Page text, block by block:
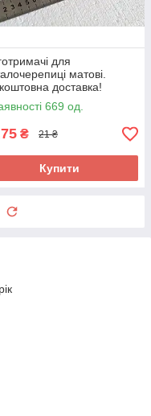
для
матові.
доставка!
669 од.
₴ 21 ₴
Купити